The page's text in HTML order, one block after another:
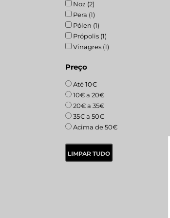
Noz (2)
Pera (1)
Pólen (1)
Própolis (1)
Vinagres (1)
Preço
Até 10€
10€ a 20€
20€ a 35€
35€ a 50€
Acima de 50€
LIMPAR TUDO